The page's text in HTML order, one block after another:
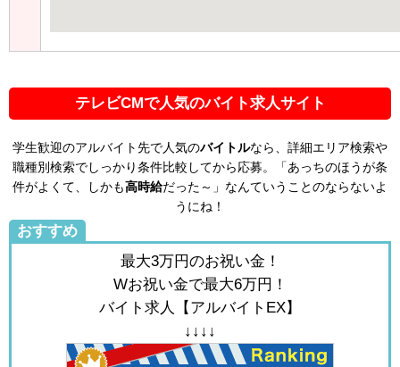
テレビCMで人気のバイト求人サイト
学生歓迎のアルバイト先で人気のバイトルなら、詳細エリア検索や
職種別検索でしっかり条件比較してから応募。「あっちのほうが条
件がよくて、しかも高時給だった～」なんていうことのならないよ
うにね！
おすすめ
最大3万円のお祝い金！
Wお祝い金で最大6万円！
バイト求人【アルバイトEX】
↓↓↓↓